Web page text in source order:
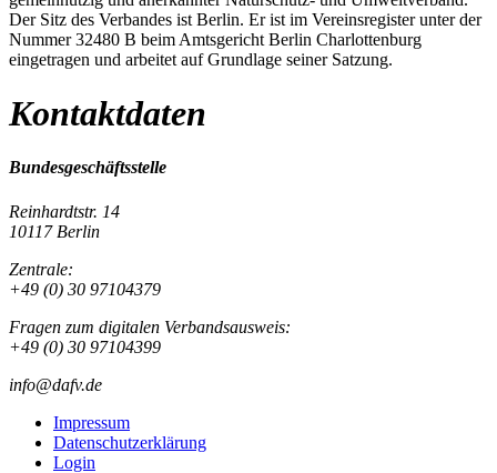
Der Sitz des Verbandes ist Berlin. Er ist im Vereinsregister unter der
Nummer 32480 B beim Amtsgericht Berlin Charlottenburg
eingetragen und arbeitet auf Grundlage seiner Satzung.
Kontaktdaten
Bundesgeschäftsstelle
Reinhardtstr. 14
10117 Berlin
Zentrale:
+49 (0) 30 97104379
Fragen zum digitalen Verbandsausweis:
+49 (0) 30 97104399
info@dafv.de
Impressum
Datenschutzerklärung
Login